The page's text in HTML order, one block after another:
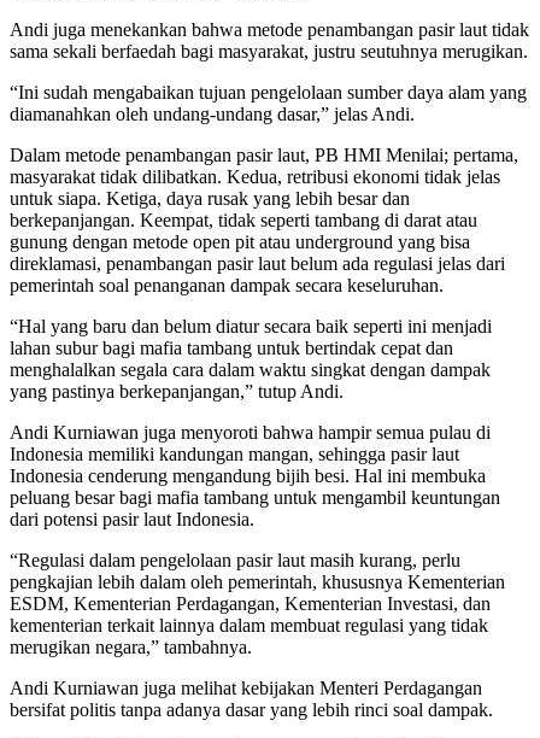
Andi juga menekankan bahwa metode penambangan pasir laut tidak
sama sekali berfaedah bagi masyarakat, justru seutuhnya merugikan.
“Ini sudah mengabaikan tujuan pengelolaan sumber daya alam yang
diamanahkan oleh undang-undang dasar,” jelas Andi.
Dalam metode penambangan pasir laut, PB HMI Menilai; pertama,
masyarakat tidak dilibatkan. Kedua, retribusi ekonomi tidak jelas
untuk siapa. Ketiga, daya rusak yang lebih besar dan
berkepanjangan. Keempat, tidak seperti tambang di darat atau
gunung dengan metode open pit atau underground yang bisa
direklamasi, penambangan pasir laut belum ada regulasi jelas dari
pemerintah soal penanganan dampak secara keseluruhan.
“Hal yang baru dan belum diatur secara baik seperti ini menjadi
lahan subur bagi mafia tambang untuk bertindak cepat dan
menghalalkan segala cara dalam waktu singkat dengan dampak
yang pastinya berkepanjangan,” tutup Andi.
Andi Kurniawan juga menyoroti bahwa hampir semua pulau di
Indonesia memiliki kandungan mangan, sehingga pasir laut
Indonesia cenderung mengandung bijih besi. Hal ini membuka
peluang besar bagi mafia tambang untuk mengambil keuntungan
dari potensi pasir laut Indonesia.
“Regulasi dalam pengelolaan pasir laut masih kurang, perlu
pengkajian lebih dalam oleh pemerintah, khususnya Kementerian
ESDM, Kementerian Perdagangan, Kementerian Investasi, dan
kementerian terkait lainnya dalam membuat regulasi yang tidak
merugikan negara,” tambahnya.
Andi Kurniawan juga melihat kebijakan Menteri Perdagangan
bersifat politis tanpa adanya dasar yang lebih rinci soal dampak.